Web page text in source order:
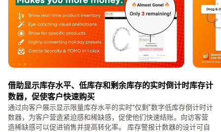
借助显示库存水平、低库存和剩余库存的实时倒计时库存计
数器，促使客户快速购买
通过向客户展示显示限量库存水平的实时“仅剩”数字低库存倒计时计
数器，为客户营造紧迫感和稀缺感，促使他们快速结账。向访客营
造稀缺感可以促进销售并提高转化率。 库存警报计数器的设计可自